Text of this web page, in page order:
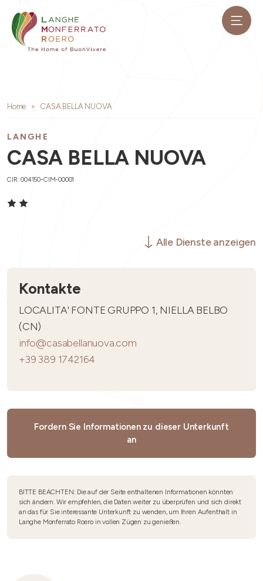
Home CASA BELLA NUOVA
LANGHE
CASA BELLA NUOVA
CIR: 004150-CIM-00001
Alle Dienste anzeigen
Kontakte
LOCALITA' FONTE GRUPPO 1, NIELLA BELBO
(CN)
info@casabellanuova.com
+39 389 1742164
Fordern Sie Informationen zu dieser Unterkunft
an
BITTE BEACHTEN: Die auf der Seite enthaltenen Informationen könnten
sich ändern. Wir empfehlen, die Daten weiter zu überprüfen und sich direkt
an das für Sie interessante Unterkunft zu wenden, um Ihren Aufenthalt in
Langhe Monferrato Roero in vollen Zügen zu genießen.